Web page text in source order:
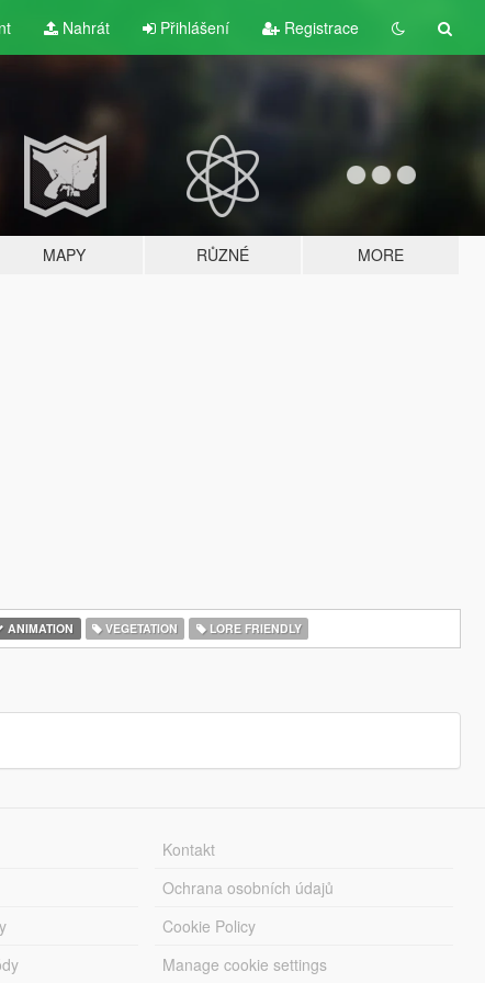
Nahrát Přihlášení Registrace
MAPY RŮZNÉ MORE
ANIMATION VEGETATION LORE FRIENDLY
Kontakt
Ochrana osobních údajů
Cookie Policy
Manage cookie settings